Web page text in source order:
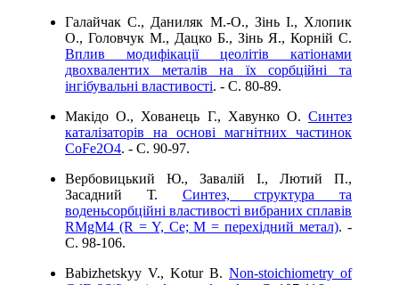
Галайчак С., Даниляк М.-О., Зінь І., Хлопик
О., Головчук М., Дацко Б., Зінь Я., Корній С.
Вплив модифікації цеолітів катіонами
двохвалентих металів на їх сорбційні та
інгібувальні властивості. - C. 80-89.
Макідо О., Хованець Г., Хавунко О. Синтез
каталізаторів на основі магнітних частинок
CоFе2O4. - C. 90-97.
Вербовицький Ю., Завалій І., Лютий П.,
Засадний Т. Cинтез, структура та
воденьсорбційні властивості вибраних сплавів
RMgM4 (R = Y, Ce; M = перехідний метал). -
C. 98-106.
Babizhetskyy V., Kotur B. Non-stoichiometry of